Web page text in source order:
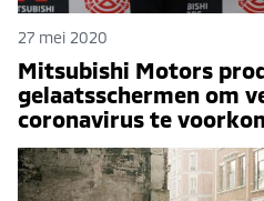
27 mei 2020
Mitsubishi Motors
gelaatsschermen om
coronavirus te